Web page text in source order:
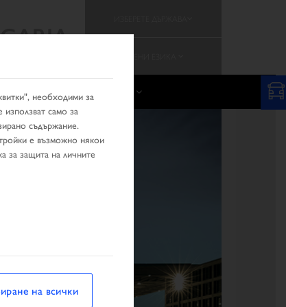
КАМПАНИИ
необходими за
използват само за
съдържание.
е възможно някои
за защита на личните
на всички